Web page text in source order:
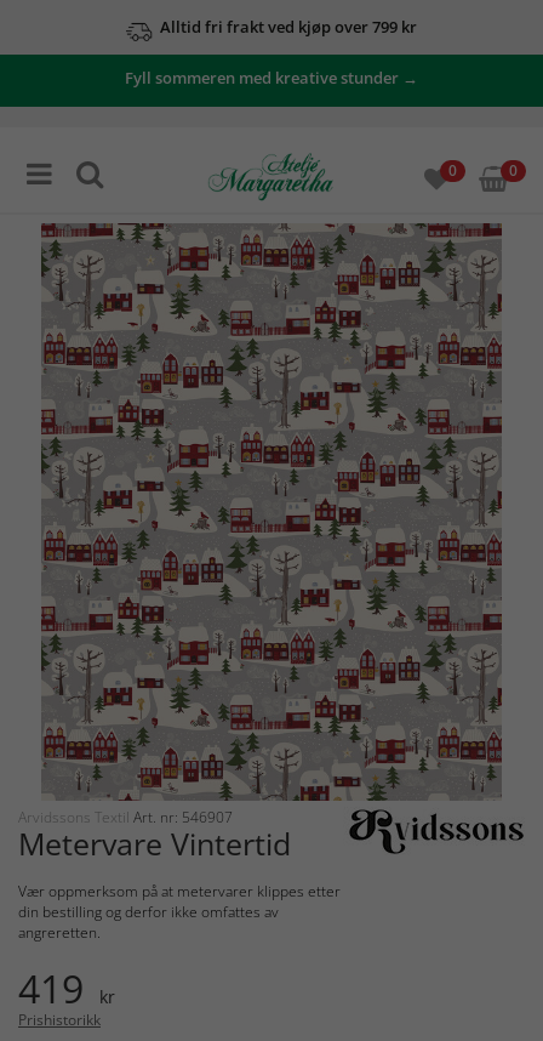
Alltid fri frakt ved kjøp over 799 kr
Fyll sommeren med kreative stunder →
0 0
Arvidssons Textil Art. nr: 546907
Metervare Vintertid
Vær oppmerksom på at metervarer klippes etter
din bestilling og derfor ikke omfattes av
angreretten.
419 kr
Prishistorikk